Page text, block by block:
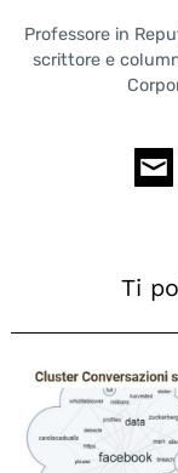
Professore in
scrittore e
Ti